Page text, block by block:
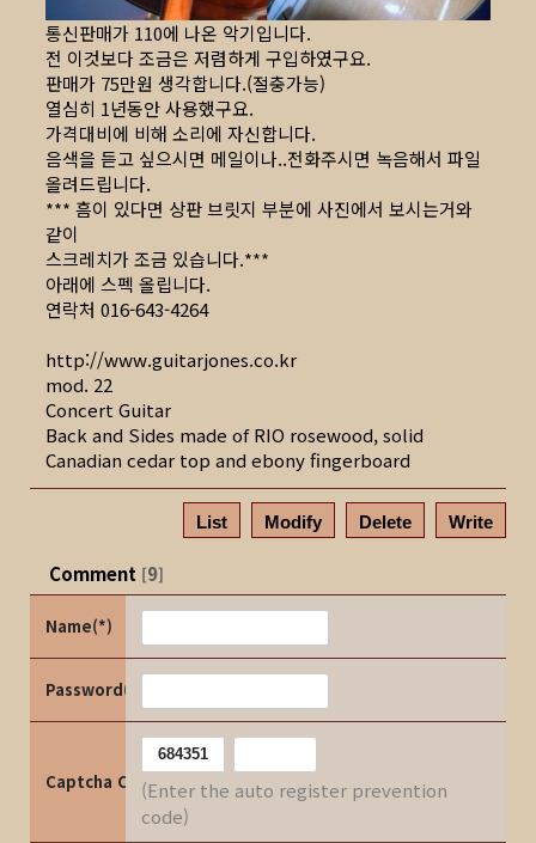
통신판매가 110에 나온 악기입니다.
전 이것보다 조금은 저렴하게 구입하였구요.
판매가 75만원 생각합니다.(절충가능)
열심히 1년동안 사용했구요.
가격대비에 비해 소리에 자신합니다.
음색을 듣고 싶으시면 메일이나..전화주시면 녹음해서 파일
올려드립니다.
*** 흠이 있다면 상판 브릿지 부분에 사진에서 보시는거와
같이
스크레치가 조금 있습니다.***
아래에 스펙 올립니다.
연락처 016-643-4264
http://www.guitarjones.co.kr
mod. 22
Concert Guitar
Back and Sides made of RIO rosewood, solid
Canadian cedar top and ebony fingerboard
List Modify Delete Write
Comment [9]
Name(*)
Password(*)
Captcha Code(Enter the auto register prevention
code)